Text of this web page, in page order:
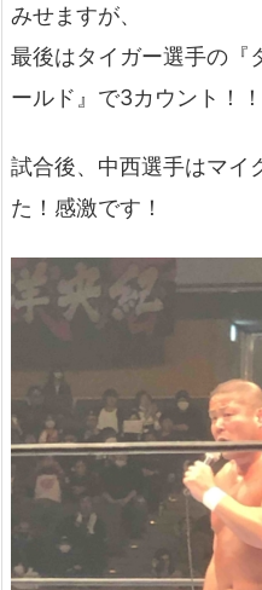
みせますが、
最後はタイガー選手の『
ールド』で3カウント！！
試合後、中西選手はマイ
た！感激です！